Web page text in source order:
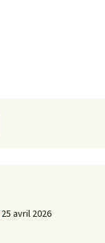
25 avril 2026